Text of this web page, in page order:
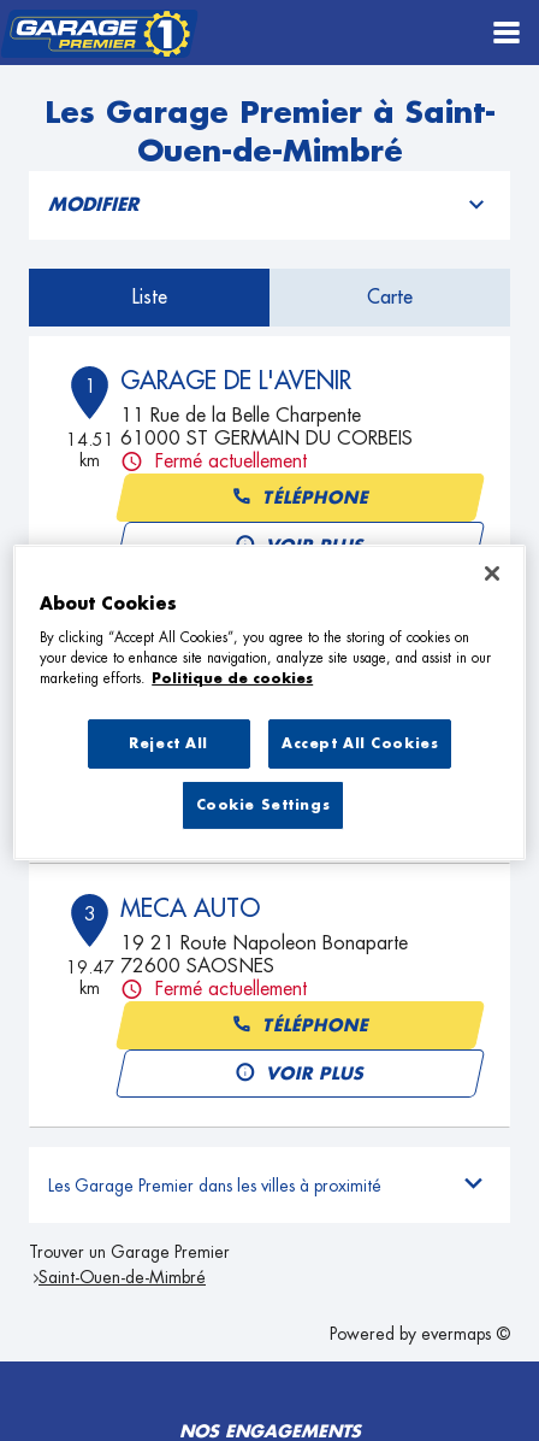
Les Garage Premier à Saint-
Ouen-de-Mimbré
MODIFIER
Liste Carte
1
14.51
km
GARAGE DE L'AVENIR
11 Rue de la Belle Charpente
61000 ST GERMAIN DU CORBEIS
Fermé actuellement
TÉLÉPHONE
VOIR PLUS
2
km
A.R.O AUTO
2 rue Charles Baudelaire
Fermé actuellement
VOIR PLUS
3
19.47
km
MECA AUTO
19 21 Route Napoleon Bonaparte
72600 SAOSNES
Fermé actuellement
TÉLÉPHONE
VOIR PLUS
Les Garage Premier dans les villes à proximité
Trouver un Garage Premier
Saint-Ouen-de-Mimbré
Powered by evermaps ©
NOS ENGAGEMENTS
About Cookies
By clicking “Accept All Cookies”, you agree to the storing of cookies on
your device to enhance site navigation, analyze site usage, and assist in our
marketing efforts.
Politique de cookies
Reject All Accept All Cookies
Cookie Settings